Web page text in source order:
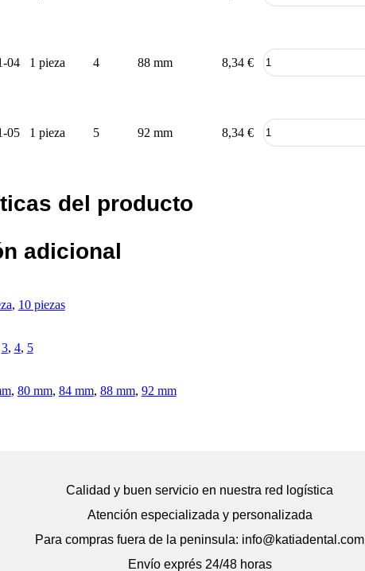
04 1 pieza 4 88 mm 8,34 €
05 1 pieza 5 92 mm 8,34 €
del producto
adicional
, 10 piezas
3, 4, 5
, 80 mm, 84 mm, 88 mm, 92 mm
Calidad y buen servicio en nuestra red logística
Atención especializada y personalizada
Para compras fuera de la peninsula: info@katiadental.com
Envío exprés 24/48 horas